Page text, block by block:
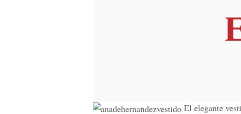
El elegante